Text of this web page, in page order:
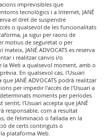
imprevisibles que
tecnològics i a Internet, JANÉ
el dret de suspendre
o qualsevol de les funcionalitats
ja sigui per raons de
motius de seguretat o per
JANÉ ADVOCATS es reserva
i realitzar canvis i/o
la Web a qualsevol moment, amb o
En qualsevol cas, l'Usuari
JANÉ ADVOCATS podrà realitzar
per impedir l'accés de l'Usuari a
moments per períodes
sentit, l'Usuari accepta que JANÉ
responsable, com a resultat
de l'eliminació o fallada en la
de certs continguts o
plataforma Web.